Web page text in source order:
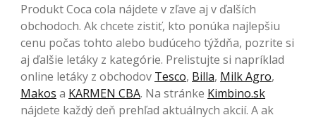
Produkt Coca cola nájdete v zľave aj v ďalších
obchodoch. Ak chcete zistiť, kto ponúka najlepšiu
cenu počas tohto alebo budúceho týždňa, pozrite si
aj ďalšie letáky z kategórie. Prelistujte si napríklad
online letáky z obchodov Tesco, Billa, Milk Agro,
Makos a KARMEN CBA. Na stránke Kimbino.sk
nájdete každý deň prehľad aktuálnych akcií. A ak